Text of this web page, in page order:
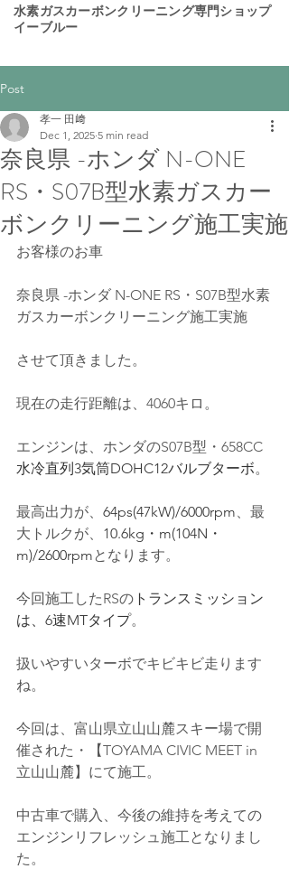
​水素ガスカーボンクリーニング専門ショップ
イーブルー
Post
奈良県 -ホンダ N-ONE
RS・S07B型水素ガスカー
ボンクリーニング施工実施
孝一 田﨑
Dec 1, 2025 5 min read
お客様のお車
奈良県 -ホンダ N-ONE RS・S07B型水素
ガスカーボンクリーニング施工実施
させて頂きました。
現在の走行距離は、4060キロ。
エンジンは、ホンダのS07B型 ・658CC
水冷直列3気筒DOHC12バルブターボ。
最高出力が、 64ps(47kW)/6000rpm、最
大トルクが、 10.6kg・m(104N・
m)/2600rpmとなります。
今回施工したRSの トランスミッション
は、6速MTタイプ。
扱いやすいターボでキビキビ走ります
ね。
今回は、富山県立山山麓スキー場で開
催された・【TOYAMA CIVIC MEET in
立山山麓】にて施工。
中古車で購入、今後の維持を考えての
エンジンリフレッシュ施工となりまし
た。